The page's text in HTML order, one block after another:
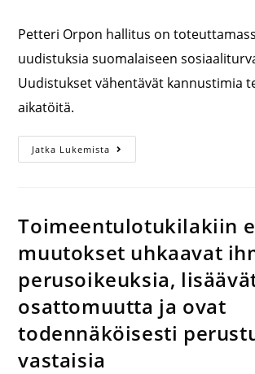
Petteri Orpon hallitus on
uudistuksia suomalaiseen
Uudistukset vähentävät kannustimia
aikatöitä.
Jatka Lukemista
Toimeentulotukilakiin
muutokset uhkaavat
perusoikeuksia,
osattomuutta ja ovat
todennäköisesti
vastaisia